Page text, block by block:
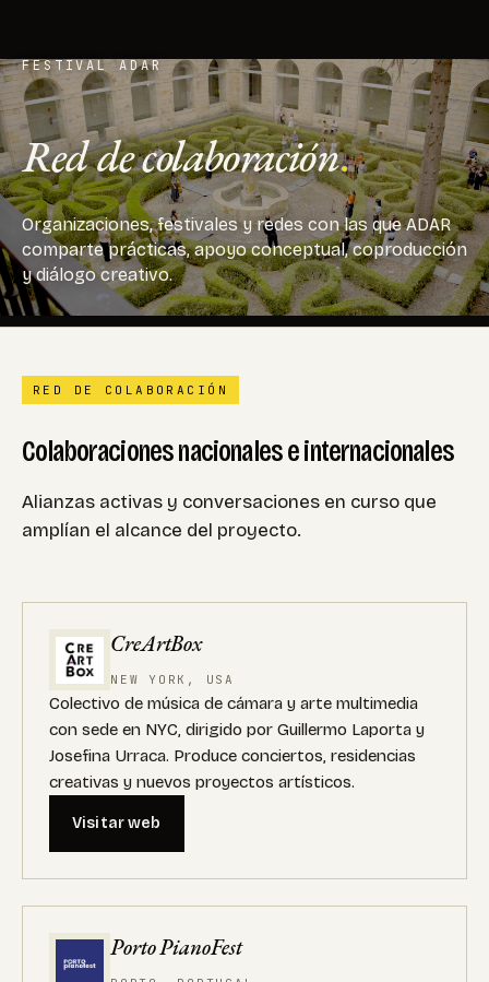
FESTIVAL ADAR
Red de colaboración.
Organizaciones, festivales y redes con las que ADAR
comparte prácticas, apoyo conceptual, coproducción
y diálogo creativo.
RED DE COLABORACIÓN
Colaboraciones nacionales e internacionales
Alianzas activas y conversaciones en curso que
amplían el alcance del proyecto.
CreArtBox
NEW YORK, USA
Colectivo de música de cámara y arte multimedia
con sede en NYC, dirigido por Guillermo Laporta y
Josefina Urraca. Produce conciertos, residencias
creativas y nuevos proyectos artísticos.
Visitar web
Porto PianoFest